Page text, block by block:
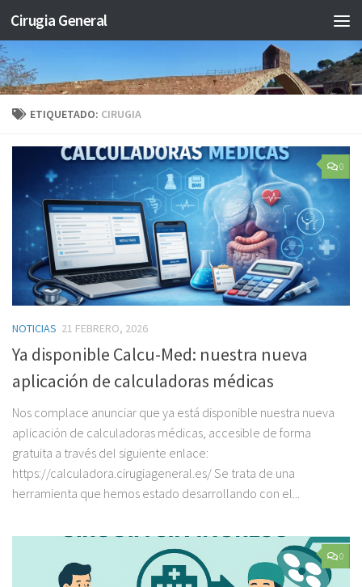
Saltar al contenido
Cirugia General
ETIQUETADO: CIRUGIA
0
NOTICIAS 21 FEBRERO, 2026
Ya disponible Calcu-Med: nuestra nueva
aplicación de calculadoras médicas
Nos complace anunciar que ya está disponible nuestra nueva
aplicación de calculadoras médicas, accesible de forma
gratuita a través del siguiente enlace:
https://calculadora.cirugiageneral.es/ Se trata de una
herramienta que hemos estado desarrollando con el...
0